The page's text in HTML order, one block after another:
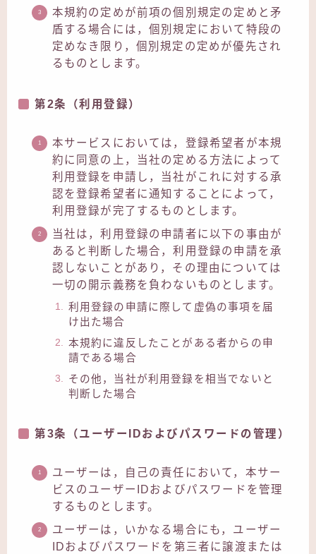
本規約の定めが前項の個別規定の定めと矛
盾する場合には，個別規定において特段の
定めなき限り，個別規定の定めが優先され
るものとします。
第2条（利用登録）
本サービスにおいては，登録希望者が本規
約に同意の上，当社の定める方法によって
利用登録を申請し，当社がこれに対する承
認を登録希望者に通知することによって，
利用登録が完了するものとします。
当社は，利用登録の申請者に以下の事由が
あると判断した場合，利用登録の申請を承
認しないことがあり，その理由については
一切の開示義務を負わないものとします。
利用登録の申請に際して虚偽の事項を届
け出た場合
本規約に違反したことがある者からの申
請である場合
その他，当社が利用登録を相当でないと
判断した場合
第3条（ユーザーIDおよびパスワードの管理）
ユーザーは，自己の責任において，本サー
ビスのユーザーIDおよびパスワードを管理
するものとします。
ユーザーは，いかなる場合にも，ユーザー
IDおよびパスワードを第三者に譲渡または